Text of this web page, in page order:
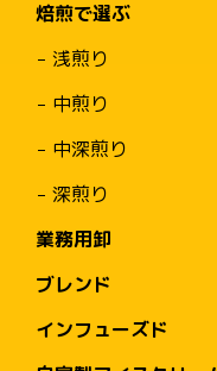
焙煎で選ぶ
浅煎り
中煎り
中深煎り
深煎り
業務用卸
ブレンド
インフューズド